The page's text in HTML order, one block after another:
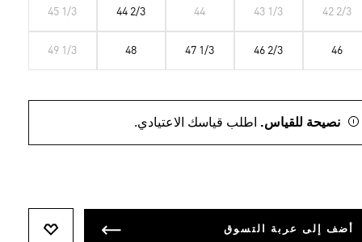
42 2/3
43 1/3
44
44 2/3
45 1/3
46
46 2/3
47 1/3
48
49 1/3
نصيحة للقياس. اطلب قياسك الاعتيادي.
أضف إلى عربة التسوق